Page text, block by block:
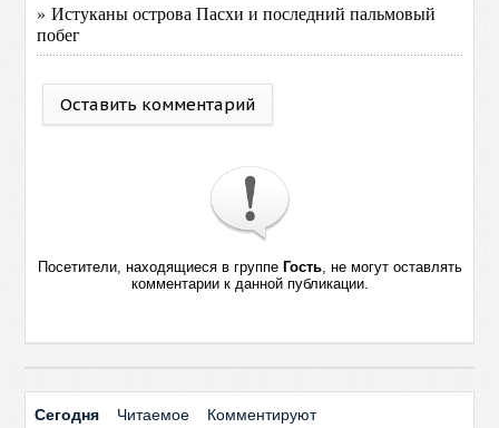
» Истуканы острова Пасхи и последний пальмовый
побег
Оставить комментарий
Посетители, находящиеся в группе Гость, не могут оставлять
комментарии к данной публикации.
Сегодня Читаемое Комментируют